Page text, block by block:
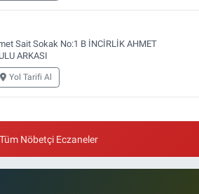
Sait Sokak No:1 B İNCİRLİK AHMET
ARKASI
Yol Tarifi Al
Tüm Nöbetçi Eczaneler